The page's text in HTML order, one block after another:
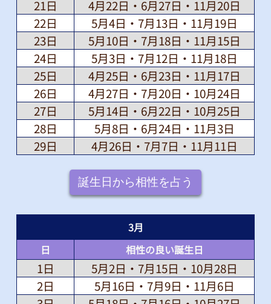
21日
4月22日・6月27日・11月20日
22日
5月4日・7月13日・11月19日
23日
5月10日・7月18日・11月15日
24日
5月3日・7月12日・11月18日
25日
4月25日・6月23日・11月17日
26日
4月27日・7月20日・10月24日
27日
5月14日・6月22日・10月25日
28日
5月8日・6月24日・11月3日
29日
4月26日・7月7日・11月11日
誕生日から相性を占う
3月
日
相性の良い誕生日
1日
5月2日・7月15日・10月28日
2日
5月16日・7月9日・11月6日